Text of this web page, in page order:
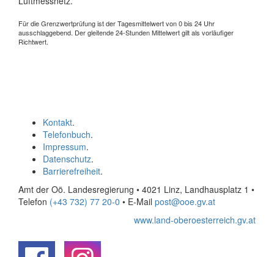
Für die Grenzwertprüfung ist der Tagesmittelwert von 0 bis 24 Uhr
ausschlaggebend. Der gleitende 24-Stunden Mittelwert gilt als vorläufiger
Richtwert.
Kontakt.
Telefonbuch.
Impressum.
Datenschutz.
Barrierefreiheit.
Amt der Oö. Landesregierung • 4021 Linz, Landhausplatz 1 •
Telefon (+43 732) 77 20-0 • E-Mail post@ooe.gv.at
www.land-oberoesterreich.gv.at